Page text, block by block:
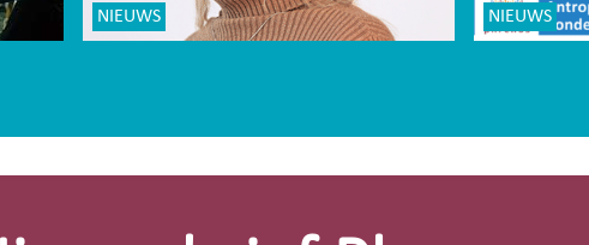
NIEUWS NIEUWS